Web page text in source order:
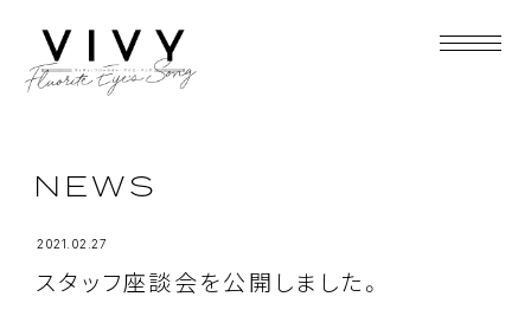
NEWS
2021.02.27
スタッフ座談会を公開しました。